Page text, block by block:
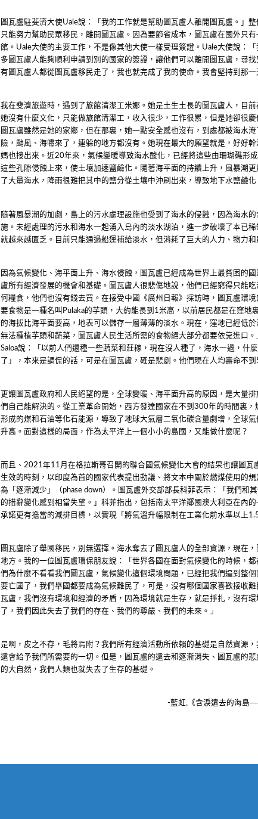
圖瓦盧駐斐濟大使Uale說：「我的工作就是幫助圖瓦盧人離開圖瓦盧。」
只能努力幫助民眾移民，離開圖瓦盧。因為要節省成本，圖瓦盧在國外只
館。 Uale大使的主要工作，不是像其他大使一樣受理簽證。 Uale大使說：
多圖瓦盧人能夠順利申請到別的國家的簽證，讓他們可以離開圖瓦盧，尋
有圖瓦盧人都從圖瓦盧移民走了，我也就完成了我的使命。我會堅持到那一
我在斐濟旅遊時，遇到了旅館清潔工米娜。她是土生土長的圖瓦盧人，目
她沒有什麼文化，只能做旅館清潔工，收入很少，工作很累，但是她卻很
圖瓦盧雖然是她的家鄉，但在那裏，她一點安全感也沒有，到處都被海水
險，颱風、海嘯來了，連躲的地方都沒有。她現在最大的願望就是，好好
媽也接出來。近20年來，氣候變暖導致海水酸化，已經將這些由珊瑚礁形
這些孔隙侵蝕上來，使土壤加速鹽鹼化。隨著海平面的持續上升，風暴潮
了大量海水，降雨很難把其中的鹽分從土壤中沖刷出來，導致地下水鹽鹼
隨著風暴潮的加劇，島上的污水處理設施也受到了海水的侵蝕，因為海水
施。未經處理的污水和海水一起湧入島內的淡水湖泊，進一步破壞了本已
就越來越匱乏。目前只能通過船運補給淡水，但消耗了巨大的人力、物力和
因為氣候變化、海平面上升、海水侵蝕，圖瓦盧已經成為世界上最貧困的
盧所有經濟發展的機會和基礎。圖瓦盧人很悲傷地說，他們已經窮得只能
何糧食，他們也沒有錢去買。在接受中國《廣州日報》採訪時，圖瓦盧環
要食物是一種名叫 Pulaka的芋頭，大約能長到 1米高，以前居民都是在窪地
的海拔比海平面要高，地表可以儲存一層薄薄的淡水。現在，窪地已經低
無法種植芋頭和蔬菜，圖瓦盧人民生活所需的食物絕大部分都要依靠進口
Saloa說：「以前人們還種一些蔬菜和莊稼，現在沒人種了，海水一過，什
了」，本來是調侃的話，可是在圖瓦盧，確是悲劇。他們現在人均壽命不到
更讓圖瓦盧政府和人民絕望的是，全球變暖、海平面升高的原因，是大量
們自己能解決的。從工業革命開始，西方發達國家在不到300年的時間裏，
形成的煤和石油等化石能源，導致了地球大氣層二氧化碳含量劇增，全球
升高。面對這樣的局面，作為太平洋上一個小小的島國，又能做什麼呢？
而且、2021年11 月在格拉斯哥召開的聯合國氣候變化大會的結果也讓圖
生效的時刻，以印度為首的國家代表提出動議、將文本中關於燃煤使用的
為「逐漸減少」（phase down）。圖瓦盧外交部部長科菲表示：「我們和
的措辭變化感到相當失望。」科菲指出，包括南太平洋鄰國澳大利亞在內
承諾更有擔當的減排目標，以實現「將氣溫升幅限制在工業化前水準以上
圖瓦盧除了舉國移民，別無選擇。海水奪去了圖瓦盧人的全部資源，現在
地方。我的一位圖瓦盧環保朋友說：「世界各國在面對氣候變化的時候，
們為什麼不看看我們圖瓦盧，氣候變化這個環境問題，已經把我們逼到整
要亡國了，我們舉國都要成為氣候難民了，可是，沒有哪個國家喜歡接收
瓦盧，我們沒有環境和經濟的矛盾，因為環境就是生存，就是掙扎，沒有
了，我們因此失去了我們的存在、我們的尊嚴、我們的未來。 」
是啊，皮之不存，毛將焉附？我們所有經濟活動所依賴的基礎是自然資源
遠會給予我們所需要的一切。但是，圖瓦盧的遠去和逐漸消失、圖瓦盧的
的大自然，我們人類也就失去了生存的基礎。
-藍虹 ,《含淚遠去的海島